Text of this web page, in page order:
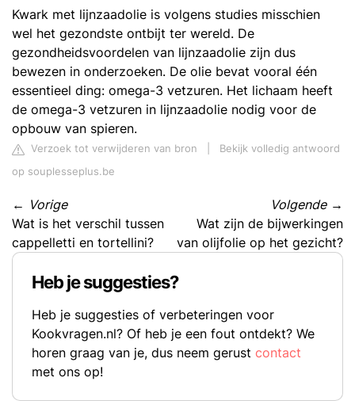
Kwark met lijnzaadolie is volgens studies misschien
wel het gezondste ontbijt ter wereld. De
gezondheidsvoordelen van lijnzaadolie zijn dus
bewezen in onderzoeken. De olie bevat vooral één
essentieel ding: omega-3 vetzuren. Het lichaam heeft
de omega-3 vetzuren in lijnzaadolie nodig voor de
opbouw van spieren.
Verzoek tot verwijderen van bron
Bekijk volledig antwoord
op souplesseplus.be
← Vorige
Wat is het verschil tussen
cappelletti en tortellini?
Volgende→
Wat zijn de bijwerkingen
van olijfolie op het gezicht?
Heb je suggesties?
Heb je suggesties of verbeteringen voor
Kookvragen.nl? Of heb je een fout ontdekt? We
horen graag van je, dus neem gerust contact
met ons op!